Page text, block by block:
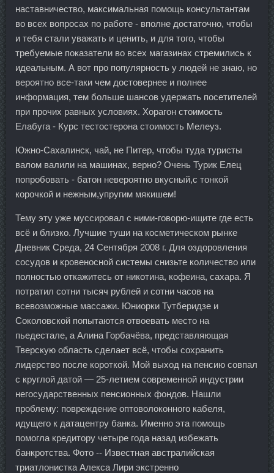
наставничество, максимальная помощь консультантам
во всех вопросах по работе - вполне достаточно, чтобы
и тебя стали уважать и ценить, и для того, чтобы
требуемые показатели во всех магазинах стремились к
идеальным. А вот про популярность у людей не знаю, но
вероятно все-таки чем достовернее и полнее
информация, тем больше шансов удержать посетителей
при прочих равных условиях. Хорагон стоимость
Елабуга - Курс тестостерона стоимость Мелеуз.
Южно-Сахалинск, чай, не Питер, чтобы туда туристы
валом валили на машинах, верно? Очень Турик Елец
попробовать - батон невероятно вкусный,с тонкой
корочкой и нежным,упругим мякишем!
Тему эту уже муссировал с ними-говорю-ищите где есть
всё и близко. Лучшие туши на косметическом рынке
Дневник Среда, 24 Сентября 2008 г. Для оздоровления
сосудов и кровеносной системы снизьте количество или
полностью откажитесь от никотина, кофеина, сахара. Я
потратил сотни тысяч рублей и сотни часов на
всевозможные массажи. Юниорки Тутберидзе и
Соколовской попытаются отвоевать место на
пьедестале, а Алина Горбачёва, представляющая
Тверскую область сделает всё, чтобы сохранить
лидерство после короткой. Мой выход на пенсию совпал
с круглой датой — 25-летием современной индустрии
негосударственных пенсионных фондов. Нашли
проблему: повреждение оптоволоконного кабеля,
идущего к датацентру банка. Именно эта помощь
помогла кредитору четыре года назад избежать
банкротства. Фото -- Известная австралийская
триатлонистка Алекса Лири экстренно